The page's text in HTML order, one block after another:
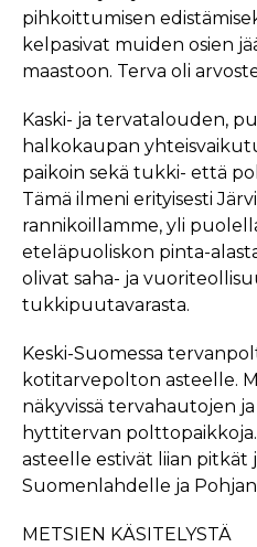
pihkoittumisen
kelpasivat muiden osien
maastoon. Terva oli
Kaski- ja tervatalouden,
halkokaupan
paikoin sekä tukki- että
Tämä ilmeni erityisesti
rannikoillamme, yli
eteläpuoliskon pinta-
olivat saha- ja
tukkipuutavarasta.
Keski-Suomessa
kotitarvepolton asteelle.
näkyvissä tervahautojen
hyttitervan
asteelle estivät liian pitkät
Suomenlahdelle ja
METSIEN KÄSITELYSTÄ